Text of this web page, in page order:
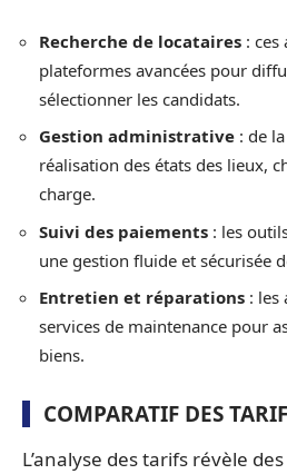
Recherche de locataires : ces
plateformes avancées pour
sélectionner les candidats.
Gestion administrative : de
réalisation des états des lieux,
charge.
Suivi des paiements : les
une gestion fluide et sécurisée
Entretien et réparations : les
services de maintenance pour
biens.
COMPARATIF DES
L’analyse des tarifs révèle